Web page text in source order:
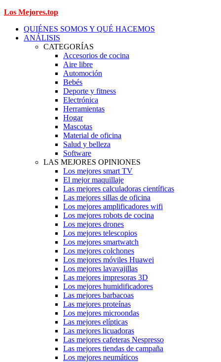
Los Mejores.top
QUIÉNES SOMOS Y QUÉ HACEMOS
ANÁLISIS
CATEGORÍAS
Accesorios de cocina
Aire libre
Automoción
Bebés
Deporte y fitness
Electrónica
Herramientas
Hogar
Mascotas
Material de oficina
Salud y belleza
Software
LAS MEJORES OPINIONES
Los mejores smart TV
El mejor maquillaje
Las mejores calculadoras científicas
Las mejores sillas de oficina
Los mejores amplificadores wifi
Los mejores robots de cocina
Los mejores drones
Los mejores telescopios
Los mejores smartwatch
Los mejores colchones
Los mejores móviles Huawei
Los mejores lavavajillas
Las mejores impresoras 3D
Los mejores humidificadores
Las mejores barbacoas
Las mejores proteínas
Los mejores microondas
Las mejores elípticas
Las mejores licuadoras
Las mejores cafeteras Nespresso
Las mejores tiendas de campaña
Los mejores neumáticos